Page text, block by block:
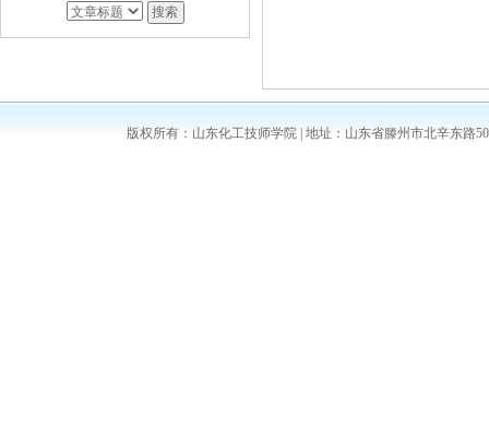
版权所有：山东化工技师学院 | 地址：山东省滕州市北辛东路